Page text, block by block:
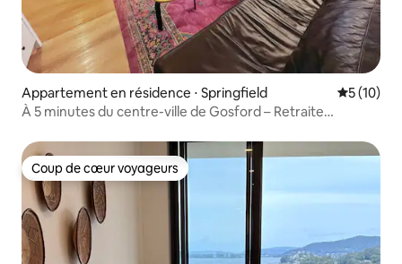
Appartement en résidence ⋅ Springfield
5 (10)
À 5 minutes du centre-ville de Gosford – Retraite
Coup de cœur voyageurs
Coup de cœur voyageurs